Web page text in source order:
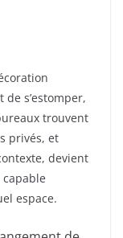
s’estomper,
trouvent
privés, et
devient
espace.